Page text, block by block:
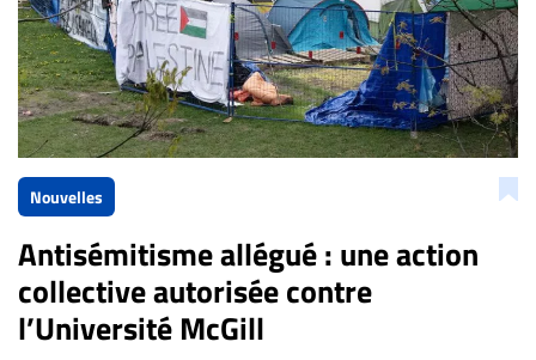
Nouvelles
Antisémitisme allégué : une action
collective autorisée contre
l’Université McGill